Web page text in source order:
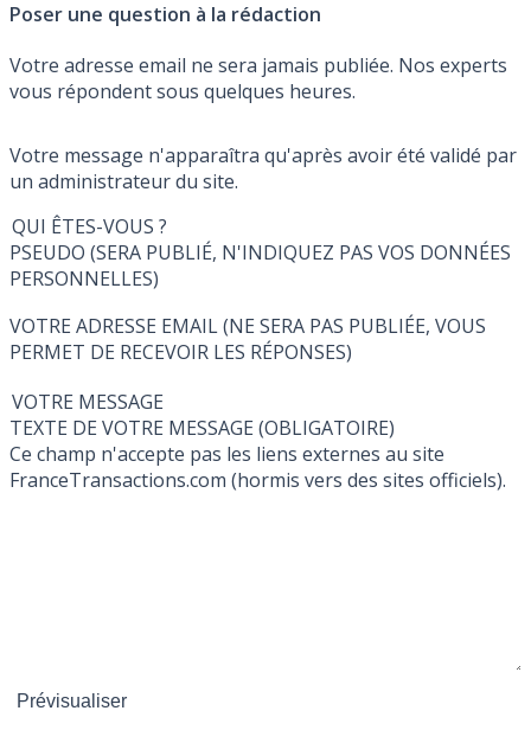
Poser une question à la rédaction
Votre adresse email ne sera jamais publiée. Nos experts
vous répondent sous quelques heures.
Votre message n'apparaîtra qu'après avoir été validé par
un administrateur du site.
QUI ÊTES-VOUS ?
PSEUDO (SERA PUBLIÉ, N'INDIQUEZ PAS VOS DONNÉES
PERSONNELLES)
VOTRE ADRESSE EMAIL (NE SERA PAS PUBLIÉE, VOUS
PERMET DE RECEVOIR LES RÉPONSES)
VOTRE MESSAGE
TEXTE DE VOTRE MESSAGE (OBLIGATOIRE)
Ce champ n'accepte pas les liens externes au site
FranceTransactions.com (hormis vers des sites officiels).